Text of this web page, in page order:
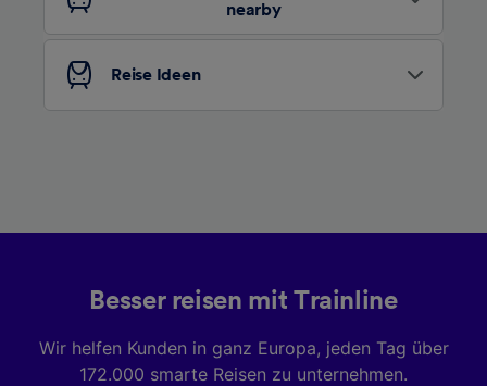
nearby
Reise Ideen
Besser reisen mit Trainline
Wir helfen Kunden in ganz Europa, jeden Tag über
172.000 smarte Reisen zu unternehmen.
Endgeräteeigenschaften zur Identifikation
aktiv abfragen. Speichern von oder Zugriff auf
Informationen auf einem Endgerät.